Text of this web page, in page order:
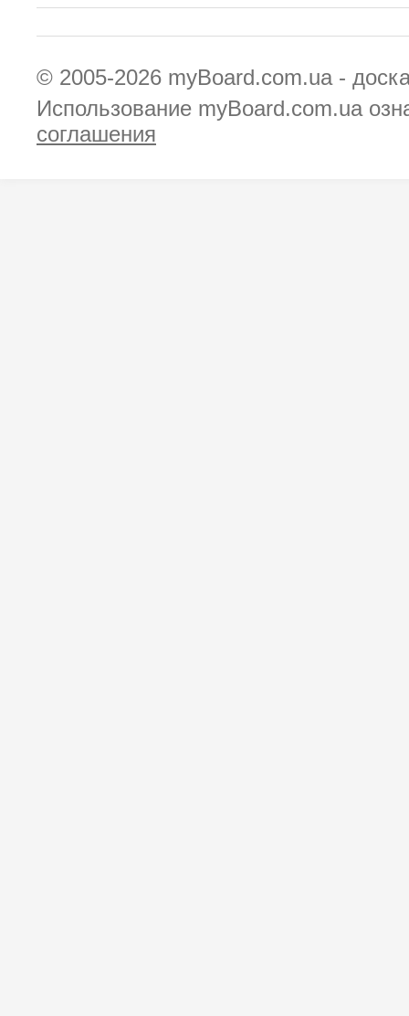
© 2005-2026 myBoard.com.ua -
Использование myBoard.com.ua
соглашения